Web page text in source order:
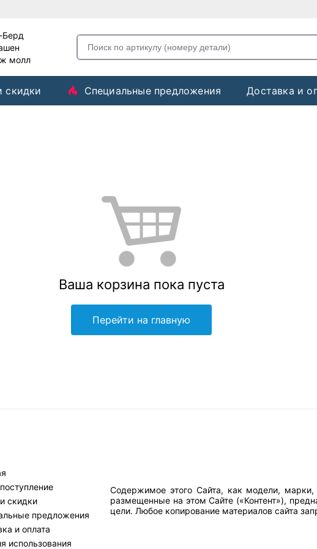
Берд
молл
скидки Специальные предложения Доставка и
Ваша корзина пока пуста
Перейти на главную
скидки
предложения
и оплата
использования
Содержимое этого Сайта, как модели,
размещенные на этом Сайте («Контент»),
цели. Любое копирование материалов сайта